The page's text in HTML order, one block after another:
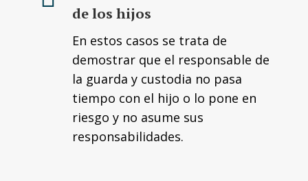
de los hijos
En estos casos se trata de
demostrar que el responsable de
la guarda y custodia no pasa
tiempo con el hijo o lo pone en
riesgo y no asume sus
responsabilidades.